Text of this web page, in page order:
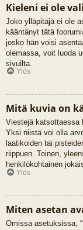
Kieleni ei ole
Joko ylläpitäjä ei ole
kääntänyt tätä
josko hän voisi
olemassa, voit luoda
sivuilta.
Ylös
Mitä kuvia on
Viestejä katsottaessa
Yksi niistä voi olla
laatikoiden tai
riippuen. Toinen,
henkilökohtainen
Ylös
Miten asetan
Omissa asetuksissa,